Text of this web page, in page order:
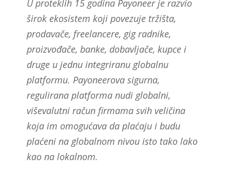
U proteklih 15 godina Payoneer je razvio
širok ekosistem koji povezuje tržišta,
prodavače, freelancere, gig radnike,
proizvođače, banke, dobavljače, kupce i
druge u jednu integriranu globalnu
platformu. Payoneerova sigurna,
regulirana platforma nudi globalni,
viševalutni račun firmama svih veličina
koja im omogućava da plaćaju i budu
plaćeni na globalnom nivou isto tako lako
kao na lokalnom.